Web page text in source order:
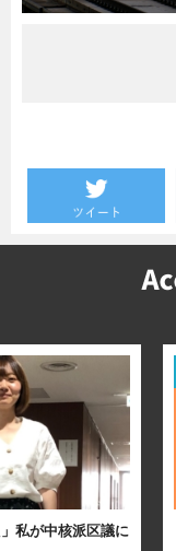
私が中核派区議に